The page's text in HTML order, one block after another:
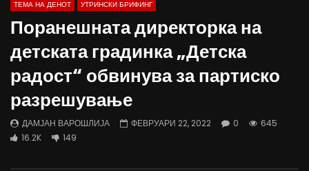
Д-р Беговиќ: Обуката на лекарите
трае предолго за да дозволиме лесно
ДАМЈАН ВАРОШЛИЈА
ЈУНИ 30, 2022
0
2.6K
флексибилна држава
ЈУНИ 30, 2022
ТЕМА НА ДЕНОТ УТРИНСКИ БРИФИНГ
Поранешната директорка на
детската градинка „Детска
радост“ обвинува за партиско
разрешување
ДАМЈАН ВАРОШЛИЈА ФЕВРУАРИ 22, 2022 0
645
16.2K
149